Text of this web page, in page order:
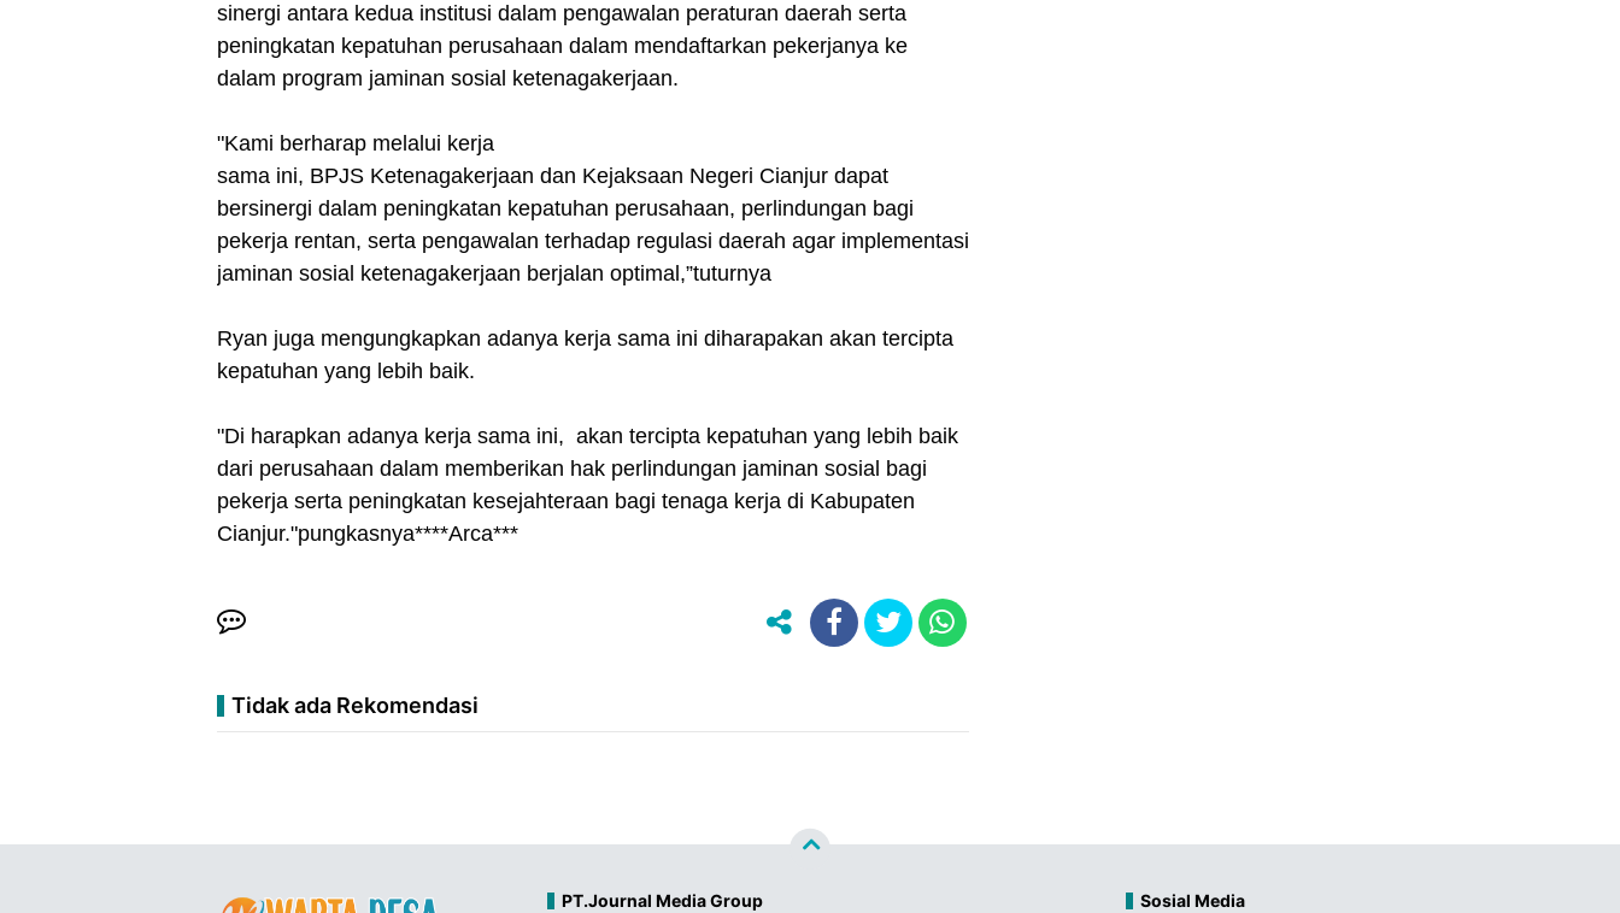
sinergi antara kedua institusi dalam pengawalan peraturan daerah serta
peningkatan kepatuhan perusahaan dalam mendaftarkan pekerjanya ke
dalam program jaminan sosial ketenagakerjaan.
"Kami berharap melalui kerja
sama ini, BPJS Ketenagakerjaan dan Kejaksaan Negeri Cianjur dapat
bersinergi dalam peningkatan kepatuhan perusahaan, perlindungan bagi
pekerja rentan, serta pengawalan terhadap regulasi daerah agar implementasi
jaminan sosial ketenagakerjaan berjalan optimal,”tuturnya
Ryan juga mengungkapkan adanya kerja sama ini diharapakan akan tercipta
kepatuhan yang lebih baik.
"Di harapkan adanya kerja sama ini, akan tercipta kepatuhan yang lebih baik
dari perusahaan dalam memberikan hak perlindungan jaminan sosial bagi
pekerja serta peningkatan kesejahteraan bagi tenaga kerja di Kabupaten
Cianjur."pungkasnya****Arca***
Tidak ada Rekomendasi
PT.Journal Media Group Sosial Media